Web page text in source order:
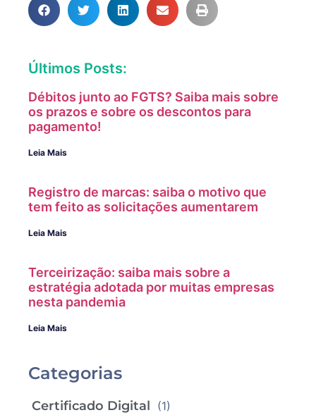
Últimos Posts:
Débitos junto ao FGTS? Saiba mais sobre
os prazos e sobre os descontos para
pagamento!
Leia Mais
Registro de marcas: saiba o motivo que
tem feito as solicitações aumentarem
Leia Mais
Terceirização: saiba mais sobre a
estratégia adotada por muitas empresas
nesta pandemia
Leia Mais
Categorias
Certificado Digital (1)